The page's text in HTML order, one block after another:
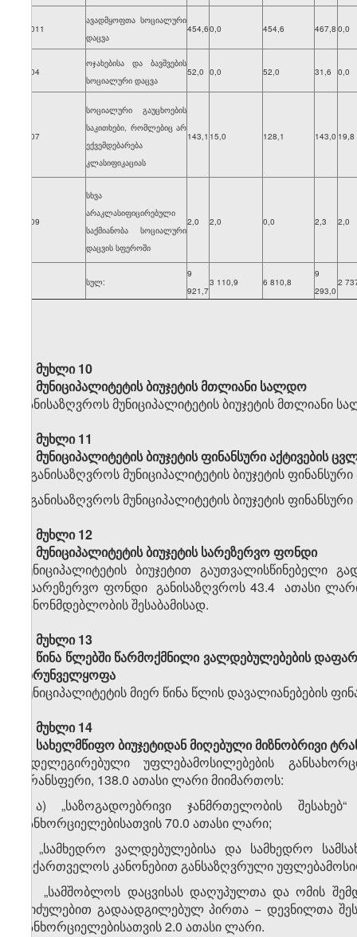
71011
ავადმყოფთა სოციალური
დაცვა
454,60,0 454,6 467,8 0,0
7104
ოჯახებისა და ბავშვების
სოციალური დაცვა
52,0 0,0 52,0 31,6 0,0
7107
სოციალური გაუცხოების
საკითხები, რომლებიც არ
ექვემდებარება
კლასიფიკაციას
143,1 15,0 128,1 143,0 19,8
7109
სხვა
არაკლასიფიცირებული
საქმიანობა სოციალური
დაცვის სფეროში
2,0 2,0 0,0 2,3 2,0
სულ:
9
921,7
3 110,9 6 810,8
9
293,0
2
მუხლი 10
მუნიციპალიტეტის ბიუჯეტისმთლიანი სალდო
განისაზღვროს მუნიციპალიტეტის ბიუჯეტის მთლიანი
მუხლი 11
მუნიციპალიტეტის ბიუჯეტის ფინანსური აქტივების
1.განისაზღვროს მუნიციპალიტეტის ბიუჯეტის
2.განისაზღვროს მუნიციპალიტეტის ბიუჯეტის
მუხლი 12
მუნიციპალიტეტის ბიუჯეტის სარეზერვო ფონდი
მუნიციპალიტეტის ბიუჯეტით გაუთვალისწინებელი
სარეზერვო ფონდი განისაზღვროს 43.4 ათასი
კანონმდებლობის შესაბამისად.
მუხლი 13
წინა წლებში წარმოქმნილი ვალდებულებების
უზრუნველყოფა
მუნიციპალიტეტის მიერ წინა წლის დავალიანებების
მუხლი 14
სახელმწიფო ბიუჯეტიდან მიღებული მიზნობრივი
1.დელეგირებული უფლებამოსილებების
ტრანსფერი, 138.0 ათასი ლარი მიიმართოს:
ა) „საზოგადოებრივი ჯანმრთელობის
განხორციელებისათვის 70.0 ათასი ლარი;
ბ) „სამხედრო ვალდებულებისა და სამხედრო
საქართველოს კანონებით განსაზღვრული
გ) „სამშობლოს დაცვისას დაღუპულთა და ომის
„იძულებით გადაადგილებულ პირთა − დევნილთა
განხორციელებისათვის 2.0 ათასი ლარი.